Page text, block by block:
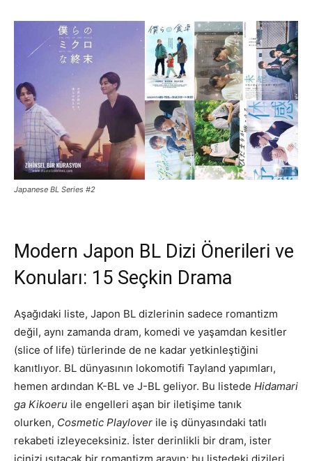
Japanese BL Series #2
Modern Japon BL Dizi Önerileri ve
Konuları: 15 Seçkin Drama
Aşağıdaki liste, Japon BL dizlerinin sadece romantizm
değil, aynı zamanda dram, komedi ve yaşamdan kesitler
(slice of life) türlerinde de ne kadar yetkinleştiğini
kanıtlıyor. BL dünyasının lokomotifi Tayland yapımları,
hemen ardından K-BL ve J-BL geliyor. Bu listede Hidamari
ga Kikoeru ile engelleri aşan bir iletişime tanık
olurken, Cosmetic Playlover ile iş dünyasındaki tatlı
rekabeti izleyeceksiniz. İster derinlikli bir dram, ister